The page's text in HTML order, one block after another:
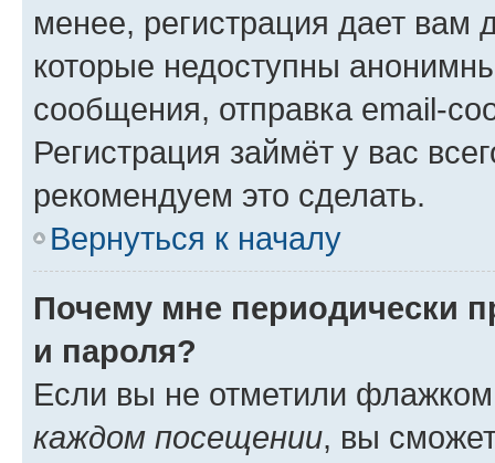
менее, регистрация дает вам
которые недоступны
сообщения, отправка email-
Регистрация займёт у вас
рекомендуем это сделать.
Вернуться к началу
Почему мне периодически
и пароля?
Если вы не отметили
каждом посещении, вы